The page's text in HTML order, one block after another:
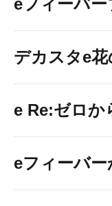
eフィーバ
デカスタe
e Re:ゼロか
eフィーバ